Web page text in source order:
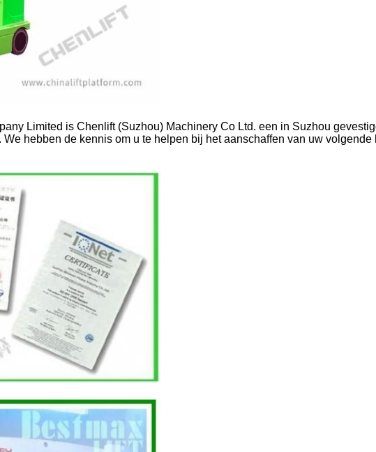
Limited is Chenlift (Suzhou) Machinery Co Ltd. een in Suzhou
hebben de kennis om u te helpen bij het aanschaffen van uw volgende